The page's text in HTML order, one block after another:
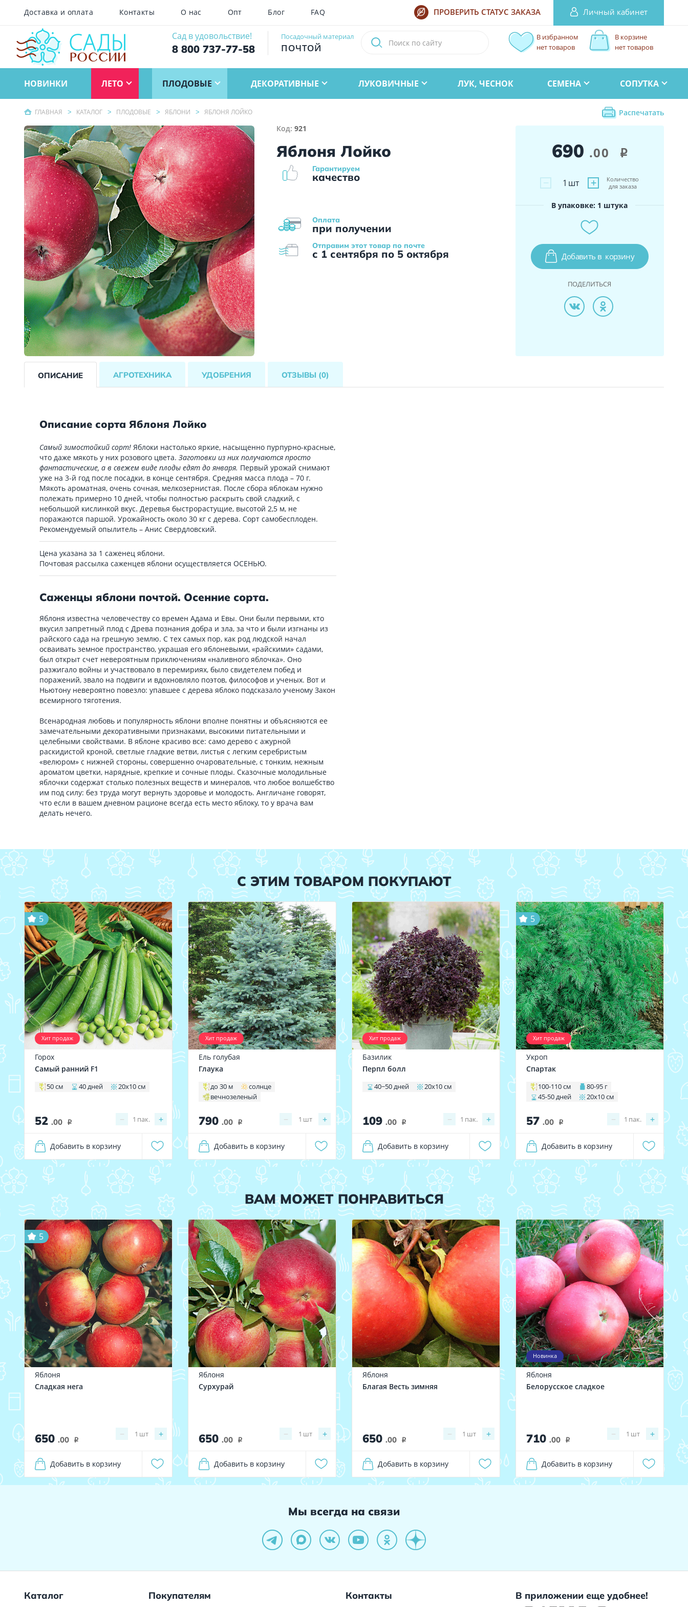
Доставка и оплата Контакты О нас Опт Блог FAQ ПРОВЕРИТЬ СТАТУС ЗАКАЗА Личный кабинет
Сад в удовольствие!
8 800 737-77-58
Посадочный материал
ПОЧТОЙ
В корзине
нет товаров
В избранном
нет товаров
НОВИНКИ ЛЕТО ПЛОДОВЫЕ ДЕКОРАТИВНЫЕ ЛУКОВИЧНЫЕ ЛУК, ЧЕСНОК СЕМЕНА СОПУТКА
ГЛАВНАЯ КАТАЛОГ ПЛОДОВЫЕ ЯБЛОНИ ЯБЛОНЯ ЛОЙКО
Распечатать
Код:921
Яблоня Лойко
Оплата
при получении
Гарантируем
качество
Отправим этот товар по почте
с 1 сентября по 5 октября
690 .00 i
− +
1 шт
Количество
для заказа
В упаковке: 1 штука
Добавить в корзину
ПОДЕЛИТЬСЯ
ОПИСАНИЕ АГРОТЕХНИКА УДОБРЕНИЯ ОТЗЫВЫ (0)
Описание сорта Яблоня Лойко
Самый зимостойкий сорт! Яблоки настолько яркие, насыщенно пурпурно-красные,
что даже мякоть у них розового цвета. Заготовки из них получаются просто
фантастические, а в свежем виде плоды едят до января. Первый урожай снимают
уже на 3-й год после посадки, в конце сентября. Средняя масса плода – 70 г.
Мякоть ароматная, очень сочная, мелкозернистая. После сбора яблокам нужно
полежать примерно 10 дней, чтобы полностью раскрыть свой сладкий, с
небольшой кислинкой вкус. Деревья быстрорастущие, высотой 2,5 м, не
поражаются паршой. Урожайность около 30 кг с дерева. Сорт самобесплоден.
Рекомендуемый опылитель – Анис Свердловский.
Цена указана за 1 саженец яблони.
Почтовая рассылка саженцев яблони осуществляется ОСЕНЬЮ.
Саженцы яблони почтой. Осенние сорта.
Яблоня известна человечеству со времен Адама и Евы. Они были первыми, кто
вкусил запретный плод с Древа познания добра и зла, за что и были изгнаны из
райского сада на грешную землю. С тех самых пор, как род людской начал
осваивать земное пространство, украшая его яблоневыми, «райскими» садами,
был открыт счет невероятным приключениям «наливного яблочка». Оно
разжигало войны и участвовало в перемириях, было свидетелем побед и
поражений, звало на подвиги и вдохновляло поэтов, философов и ученых. Вот и
Ньютону невероятно повезло: упавшее с дерева яблоко подсказало ученому Закон
всемирного тяготения.
Всенародная любовь и популярность яблони вполне понятны и объясняются ее
замечательными декоративными признаками, высокими питательными и
целебными свойствами. В яблоне красиво все: само дерево с ажурной
раскидистой кроной, светлые гладкие ветви, листья с легким серебристым
«велюром» с нижней стороны, совершенно очаровательные, с тонким, нежным
ароматом цветки, нарядные, крепкие и сочные плоды. Сказочные молодильные
яблочки содержат столько полезных веществ и минералов, что любое волшебство
им под силу: без труда могут вернуть здоровье и молодость. Англичане говорят,
что если в вашем дневном рационе всегда есть место яблоку, то у врача вам
делать нечего.
С ЭТИМ ТОВАРОМ ПОКУПАЮТ
Хит продаж
5
Горох
Самый ранний F1
50 см 40 дней 20х10 см
52 .00 i − +
1 пак.
Добавить в корзину
Хит продаж
Ель голубая
Глаука
до 30 м
солнце
вечнозеленый
790 .00 i − +
1 шт
Добавить в корзину
Хит продаж
Базилик
Перпл болл
40−50 дней 20х10 см
109 .00 i − +
1 пак.
Добавить в корзину
Хит продаж
5
Укроп
Спартак
100-110 см
80-95 г
45-50 дней
20х10 см
57 .00 i − +
1 пак.
Добавить в корзину
ВАМ МОЖЕТ ПОНРАВИТЬСЯ
5
Яблоня
Сладкая нега
650 .00 i
− +
1 шт
Добавить в корзину
Яблоня
Сурхурай
650 .00 i
− +
1 шт
Добавить в корзину
Яблоня
Благая Весть зимняя
650 .00 i
− +
1 шт
Добавить в корзину
Новинка
Яблоня
Белорусское сладкое
710 .00 i
− +
1 шт
Добавить в корзину
Мы всегда на связи
Каталог Покупателям Контакты В приложении еще удобнее!